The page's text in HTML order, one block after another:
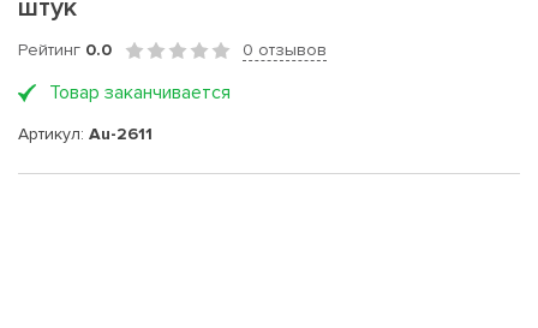
штук
Рейтинг 0.0 0 отзывов
Товар заканчивается
Артикул: Au-2611